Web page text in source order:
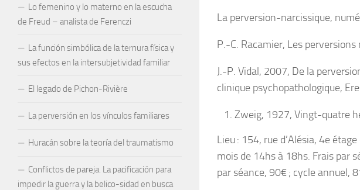
La perversion-narcissique,
P.-C. Racamier, Les perversions
J.-P. Vidal, 2007, De la
clinique psychopathologique,
Zweig, 1927, Vingt-quatre
Lieu : 154, rue d’Alésia, 4e
mois de 14hs à 18hs. Frais par
par séance, 90€ ; cycle annuel,
Lo femenino y lo materno en la escucha
de Freud – analista de Ferenczi
La función simbólica de la ternura física y
sus efectos en la intersubjetividad familiar
El legado de Pichon-Rivière
La perversión en los vínculos familiares
Huracán sobre la teoría del traumatismo
Conflictos de pareja. La pacificación para
impedir la guerra y la belico-sidad en busca